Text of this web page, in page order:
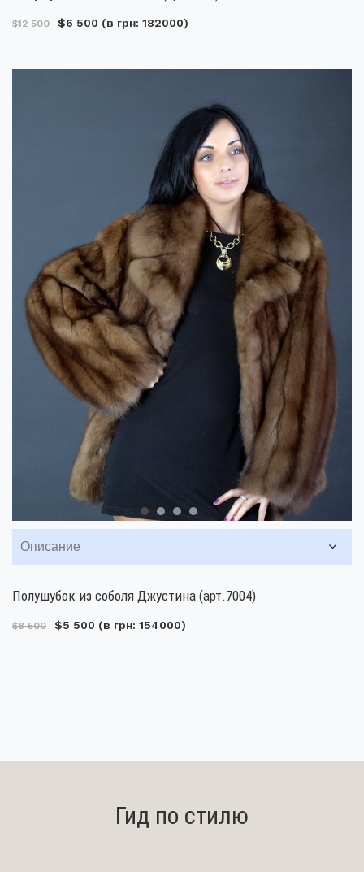
$12 500 $6 500 (в грн: 182000)
Описание
Полушубок из соболя Джустина (арт.7004)
$8 500 $5 500 (в грн: 154000)
Гид по стилю